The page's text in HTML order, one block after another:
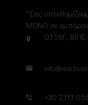
*Σας
ΜΟΝΟ σε
ΟΤ56Γ,
+30 2313